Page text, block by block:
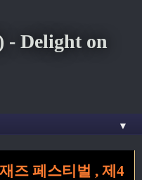
- Delight on
▼
벌 , 제4회 자라섬 재즈 페스티벌
즈 페스티벌 , 제4